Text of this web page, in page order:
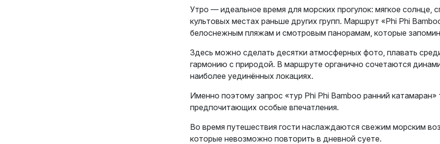
Утро — идеальное время для морских прогулок: мягкое солнце,
культовых местах раньше других групп. Маршрут «Phi Phi
белоснежным пляжам и смотровым панорамам, которые
Здесь можно сделать десятки атмосферных фото, плавать
гармонию с природой. В маршруте органично сочетаются
наиболее уединённых локациях.
Именно поэтому запрос «тур Phi Phi Bamboo ранний
предпочитающих особые впечатления.
Во время путешествия гости наслаждаются свежим морским
которые невозможно повторить в дневной суете.